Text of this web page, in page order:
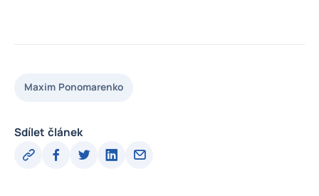
Maxim Ponomarenko
Sdílet článek